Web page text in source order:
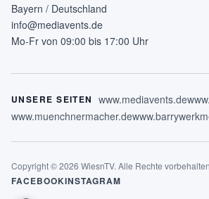
Bayern / Deutschland
info@mediavents.de
Mo-Fr von 09:00 bis 17:00 Uhr
UNSERE SEITEN www.mediavents.de
www.muenchnermacher.de
Copyright © 2026 WiesnTV. Alle Rechte
FACEBOOKINSTAGRAM